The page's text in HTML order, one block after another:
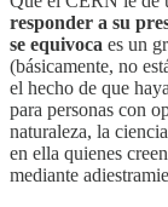
responder a su
se equivoca es un
(básicamente, no
el hecho de que
para personas con
naturaleza, la
en ella quienes
mediante